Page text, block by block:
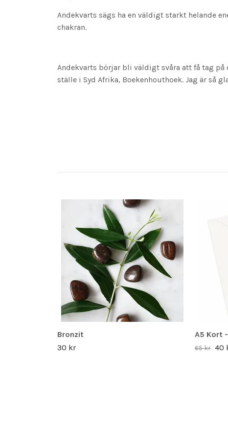
Andekvarts sägs ha en väldigt starkt helande
chakran.
Andekvarts börjar bli väldigt svåra att få tag
ställe i Syd Afrika, Boekenhouthoek. Jag är så
Bronzit
30 kr
A5 Kort
65 kr 40